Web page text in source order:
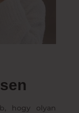
hogy olyan